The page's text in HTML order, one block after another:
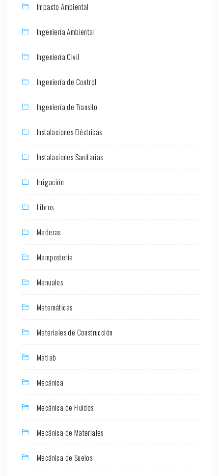
Impacto Ambiental
Ingeniería Ambiental
Ingeniería Civil
Ingeniería de Control
Ingeniería de Transito
Instalaciones Eléctricas
Instalaciones Sanitarias
Irrigación
Libros
Maderas
Mamposteria
Manuales
Matemáticas
Materiales de Construcción
Matlab
Mecánica
Mecánica de Fluidos
Mecánica de Materiales
Mecánica de Suelos